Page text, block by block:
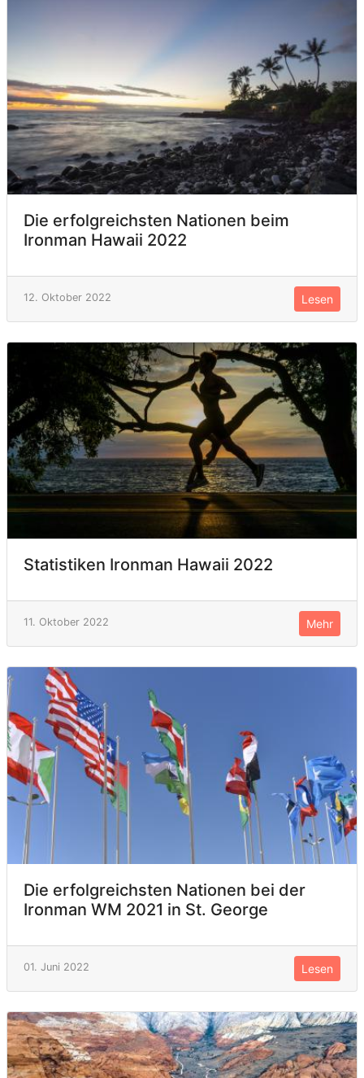
Die erfolgreichsten Nationen beim
Ironman Hawaii 2022
12. Oktober 2022 Lesen
Statistiken Ironman Hawaii 2022
11. Oktober 2022 Mehr
Die erfolgreichsten Nationen bei der
Ironman WM 2021 in St. George
01. Juni 2022 Lesen